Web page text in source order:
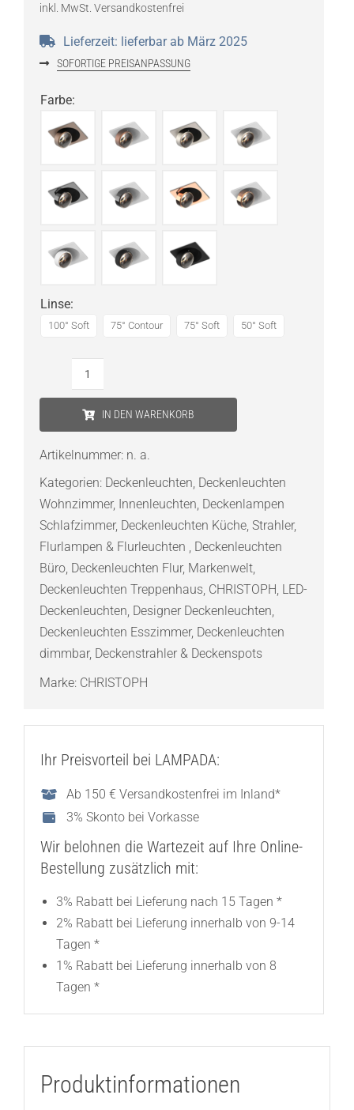
inkl. MwSt. Versandkostenfrei
Lieferzeit: lieferbar ab März 2025
SOFORTIGE PREISANPASSUNG
Farbe:
Linse:
100° Soft 75° Contour 75° Soft 50° Soft
Einbaustrahler
Menge
IN DEN WARENKORB
Artikelnummer: n. a.
Kategorien: Deckenleuchten, Deckenleuchten
Wohnzimmer, Innenleuchten, Deckenlampen
Schlafzimmer, Deckenleuchten Küche, Strahler,
Flurlampen & Flurleuchten , Deckenleuchten
Büro, Deckenleuchten Flur, Markenwelt,
Deckenleuchten Treppenhaus, CHRISTOPH, LED-
Deckenleuchten, Designer Deckenleuchten,
Deckenleuchten Esszimmer, Deckenleuchten
dimmbar, Deckenstrahler & Deckenspots
Marke: CHRISTOPH
Ihr Preisvorteil bei LAMPADA:
Ab 150 € Versandkostenfrei im Inland*
3% Skonto bei Vorkasse
Wir belohnen die Wartezeit auf Ihre Online-
Bestellung zusätzlich mit:
3% Rabatt bei Lieferung nach 15 Tagen *
2% Rabatt bei Lieferung innerhalb von 9-14
Tagen *
1% Rabatt bei Lieferung innerhalb von 8
Tagen *
Produktinformationen